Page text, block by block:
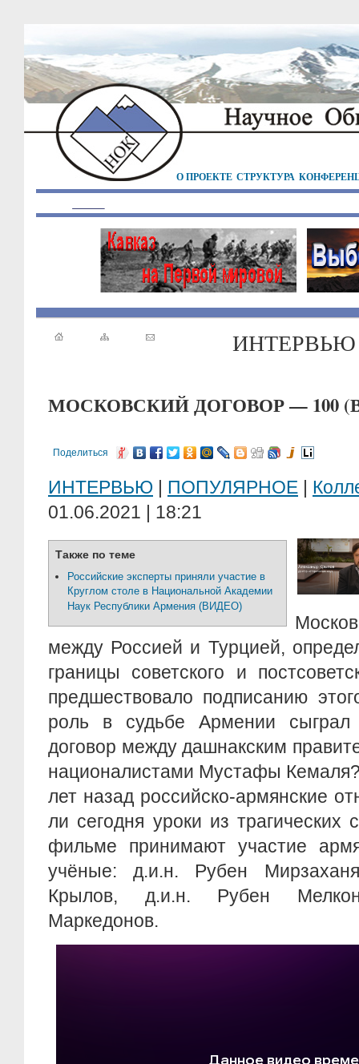
О ПРОЕКТЕ СТРУКТУРА
ИНТЕРВЬЮ
МОСКОВСКИЙ ДОГОВОР — 100
Поделиться
ИНТЕРВЬЮ | ПОПУЛЯРНОЕ |
01.06.2021 | 18:21
Также по теме
Российские эксперты приняли участие в
Круглом столе в Национальной Академии
Наук Республики Армения (ВИДЕО)
между Россией и Турцией,
границы советского и
предшествовало подписанию
роль в судьбе Армении сыграл
договор между дашнакским
националистами Мустафы
лет назад российско-армянские
ли сегодня уроки из
фильме принимают участие
учёные: д.и.н. Рубен
Крылов, д.и.н. Рубен
Маркедонов.